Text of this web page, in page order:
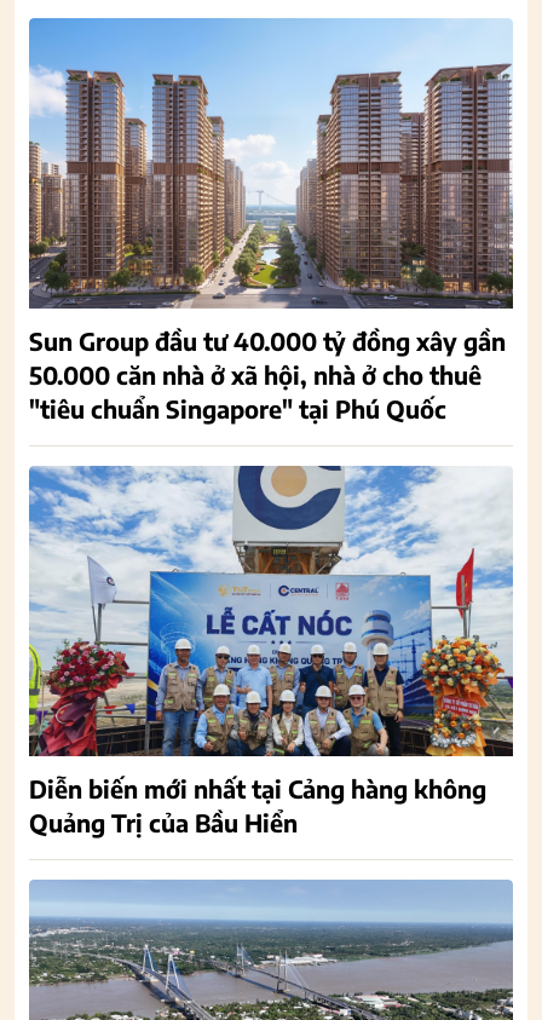
Sun Group đầu tư 40.000 tỷ đồng xây gần
50.000 căn nhà ở xã hội, nhà ở cho thuê
"tiêu chuẩn Singapore" tại Phú Quốc
Diễn biến mới nhất tại Cảng hàng không
Quảng Trị của Bầu Hiển